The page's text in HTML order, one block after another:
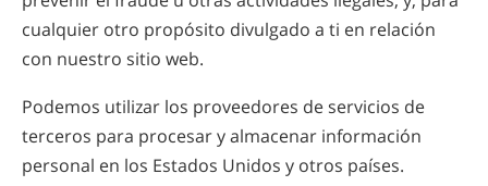
cualquier otro propósito divulgado a ti en relación
con nuestro sitio web.
Podemos utilizar los proveedores de servicios de
terceros para procesar y almacenar información
personal en los Estados Unidos y otros países.